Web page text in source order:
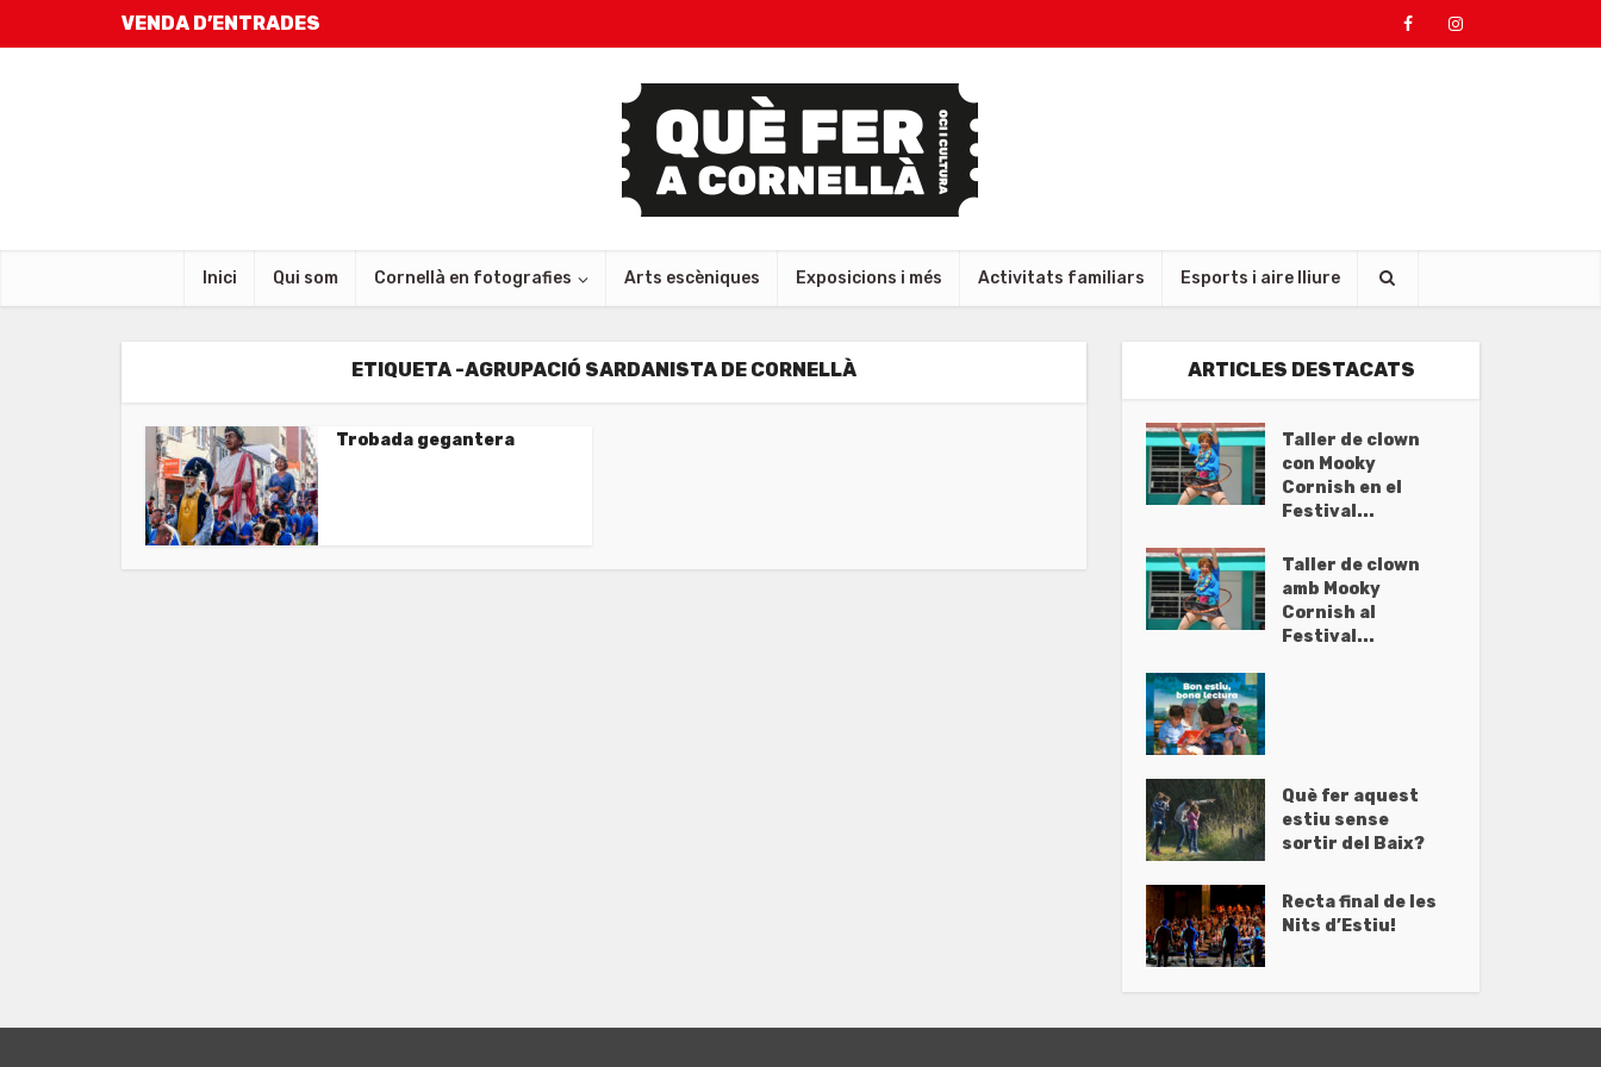
VENDA D’ENTRADES
Inici Qui som Cornellà en fotografies Arts escèniques Exposicions i més Activitats familiars Esports i aire lliure
ETIQUETA -AGRUPACIÓ SARDANISTA DE CORNELLÀ
Trobada gegantera
ARTICLES DESTACATS
Taller de clown
con Mooky
Cornish en el
Festival...
Taller de clown
amb Mooky
Cornish al
Festival...
Què fer aquest
estiu sense
sortir del Baix?
Recta final de les
Nits d’Estiu!